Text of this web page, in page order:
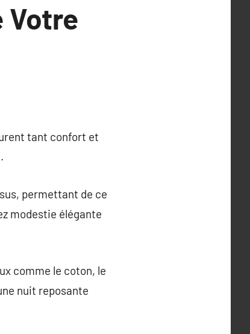
Votre
tant confort et
permettant de ce
modestie élégante
comme le coton, le
nuit reposante